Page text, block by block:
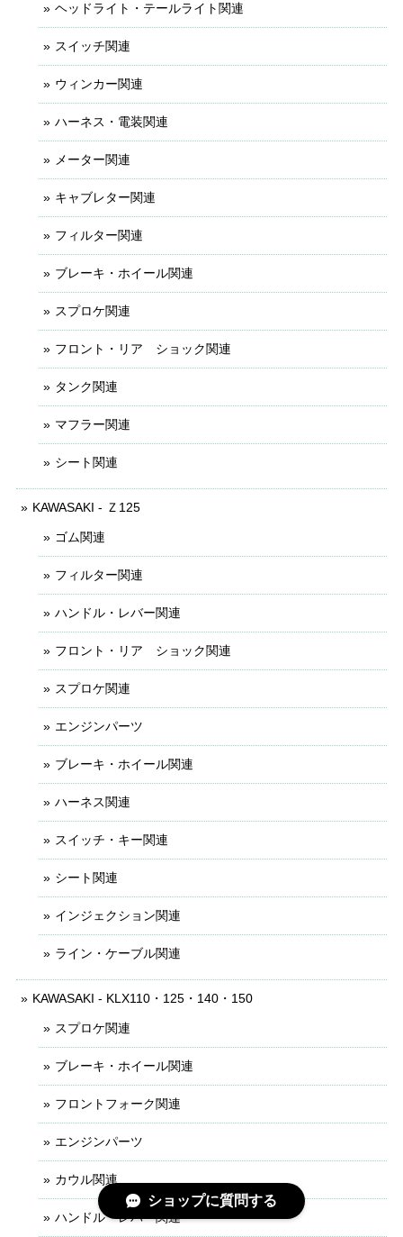
ヘッドライト・テールライト関連
スイッチ関連
ウィンカー関連
ハーネス・電装関連
メーター関連
キャブレター関連
フィルター関連
ブレーキ・ホイール関連
スプロケ関連
フロント・リア ショック関連
タンク関連
マフラー関連
シート関連
KAWASAKI - Ｚ125
ゴム関連
フィルター関連
ハンドル・レバー関連
フロント・リア ショック関連
スプロケ関連
エンジンパーツ
ブレーキ・ホイール関連
ハーネス関連
スイッチ・キー関連
シート関連
インジェクション関連
ライン・ケーブル関連
KAWASAKI - KLX110・125・140・150
スプロケ関連
ブレーキ・ホイール関連
フロントフォーク関連
エンジンパーツ
カウル関連
ハンドル・レバー関連
ショップに質問する